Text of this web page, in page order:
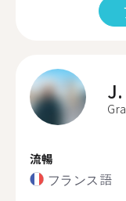
J.
流暢
フランス語